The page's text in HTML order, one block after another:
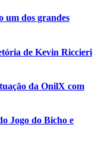
um dos grandes
de Kevin Riccieri
da OnilX com
Jogo do Bicho e